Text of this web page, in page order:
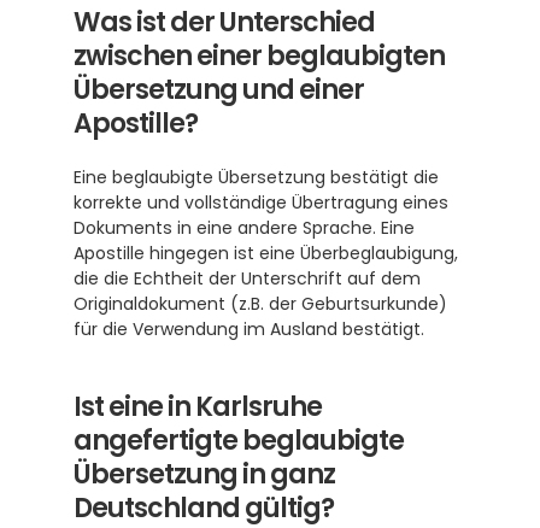
Was ist der Unterschied
zwischen einer beglaubigten
Übersetzung und einer
Apostille?
Eine beglaubigte Übersetzung bestätigt die
korrekte und vollständige Übertragung eines
Dokuments in eine andere Sprache. Eine
Apostille hingegen ist eine Überbeglaubigung,
die die Echtheit der Unterschrift auf dem
Originaldokument (z.B. der Geburtsurkunde)
für die Verwendung im Ausland bestätigt.
Ist eine in Karlsruhe
angefertigte beglaubigte
Übersetzung in ganz
Deutschland gültig?